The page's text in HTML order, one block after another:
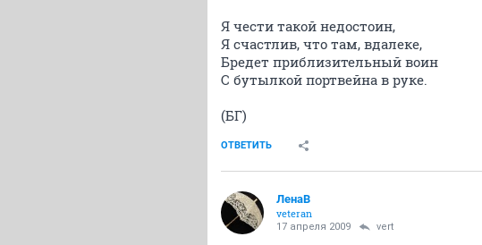
Я чести такой недостоин,
Я счастлив, что там, вдалеке,
Бредет приблизительный воин
С бутылкой портвейна в руке.
(БГ)
ОТВЕТИТЬ
ЛенаВ
veteran
17 апреля 2009 vert